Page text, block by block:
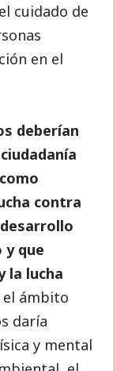
cuidado de
en el
deberían
contra
y que
la lucha
el ámbito
daría
y mental